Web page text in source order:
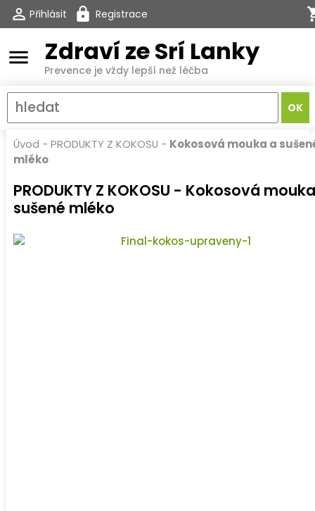
Přihlásit Registrace
menu Zdraví ze Srí Lanky
Prevence je vždy lepší než léčba
Úvod - PRODUKTY Z KOKOSU - Kokosová mouka a
mléko
PRODUKTY Z KOKOSU - Kokosová
sušené mléko